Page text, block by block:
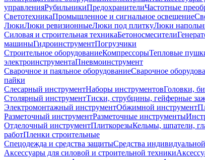
управленияРубильникиПредохранителиЧастотные
СветотехникаПромышленное и сигнальное освещение
ЛюкиЛюки ревизионныеЛюки под плиткуЛюки
Силовая и строительная техникаБетоносмесители
машиныГидроинструментПогрузчики
Строительное оборудованиеКомпрессорыТепловые
электроинструментаПневмоинструмент
Сварочное и паяльное оборудованиеСварочное
пайки
Слесарный инструментНаборы инструментовГоловки,
Столярный инструментТиски, струбцины, гейферные
Электромонтажный инструментОбжимной инструмент
Разметочный инструментРазметочные инструменты
Отделочный инструментПлиткорезыКельмы, шпатели,
работПленки строительные
Спецодежда и средства защитыСредства
Аксессуары для силовой и строительной техники